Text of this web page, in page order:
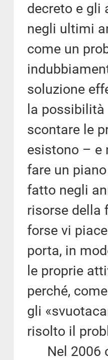
decreto e gli
negli ultimi
come un
soluzione
la
scontare le
esistono – e
fare un
fatto negli
risorse della
forse vi
porta, in
le proprie
perché,
gli
risolto il
Nel 2006